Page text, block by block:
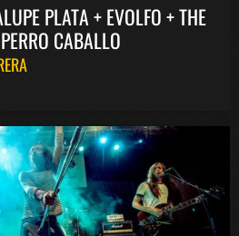
PLATA + EVOLFO + THE
CABALLO